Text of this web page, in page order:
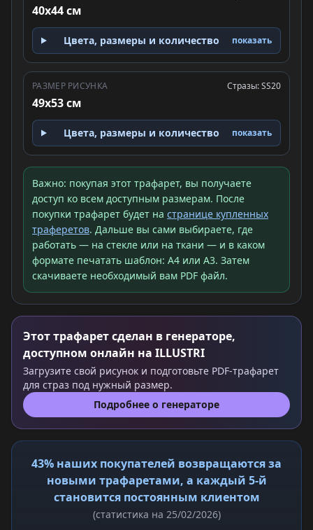
40x44 см
Цвета, размеры и количество показать
РАЗМЕР РИСУНКА
49x53 см
Стразы: SS20
Цвета, размеры и количество показать
Важно: покупая этот трафарет, вы получаете
доступ ко всем доступным размерам. После
покупки трафарет будет на странице купленных
траферетов. Дальше вы сами выбираете, где
работать — на стекле или на ткани — и в каком
формате печатать шаблон: A4 или A3. Затем
скачиваете необходимый вам PDF файл.
Этот трафарет сделан в генераторе,
доступном онлайн на ILLUSTRI
Загрузите свой рисунок и подготовьте PDF-трафарет
для страз под нужный размер.
Подробнее о генераторе
43% наших покупателей возвращаются за
новыми трафаретами, а каждый 5-й
становится постоянным клиентом
(статистика на 25/02/2026)